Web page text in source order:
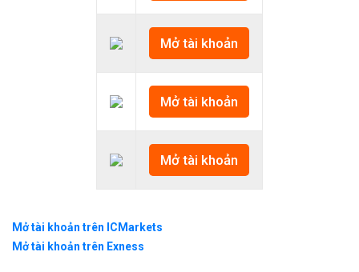
Mở tài khoản
Mở tài khoản
Mở tài khoản
Mở tài khoản trên ICMarkets
Mở tài khoản trên Exness